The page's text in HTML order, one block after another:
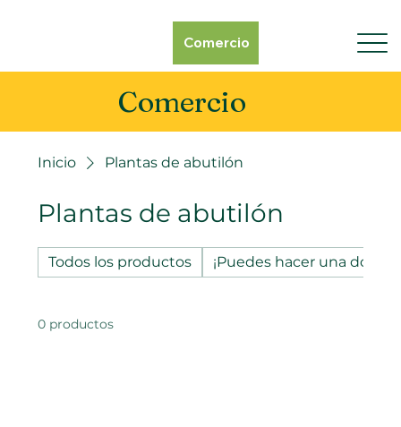
Comercio
Comercio
Inicio Plantas de abutilón
Plantas de abutilón
Todos los productos ¡Puedes hacer una
0 productos